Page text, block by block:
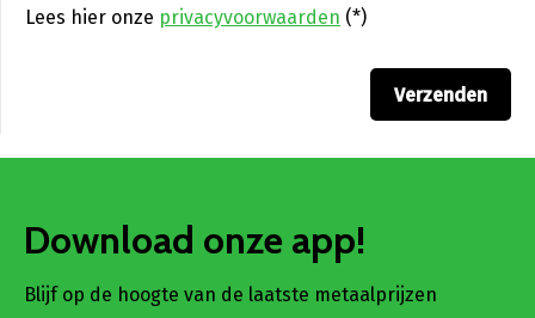
Lees hier onze privacyvoorwaarden (*)
Download onze app!
Blijf op de hoogte van de laatste metaalprijzen